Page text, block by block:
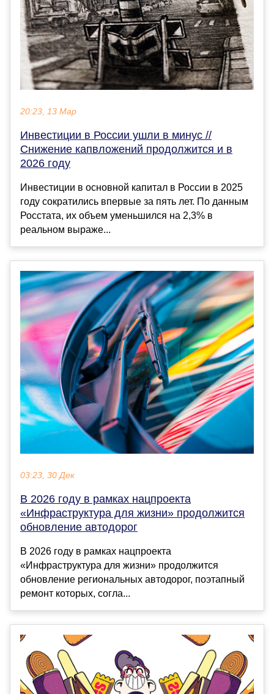
20:23, 13 Мар
Инвестиции в России ушли в минус //
Снижение капвложений продолжится и в
2026 году
Инвестиции в основной капитал в России в 2025
году сократились впервые за пять лет. По данным
Росстата, их объем уменьшился на 2,3% в
реальном выраже...
03:23, 30 Дек
В 2026 году в рамках нацпроекта
«Инфраструктура для жизни» продолжится
обновление автодорог
В 2026 году в рамках нацпроекта
«Инфраструктура для жизни» продолжится
обновление региональных автодорог, поэтапный
ремонт которых, согла...